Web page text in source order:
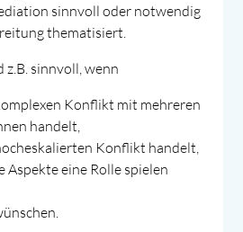
sinnvoll oder notwendig
thematisiert.
sinnvoll, wenn
Konflikt mit mehreren
handelt,
Konflikt handelt,
Aspekte eine Rolle spielen